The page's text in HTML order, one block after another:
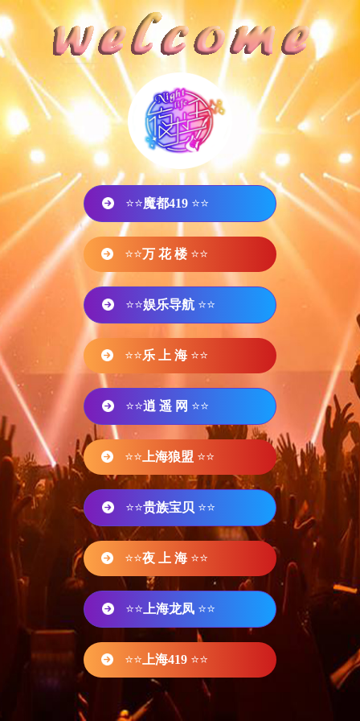
⭐⭐魔都419 ⭐⭐
⭐⭐万 花 楼 ⭐⭐
⭐⭐娱乐导航 ⭐⭐
⭐⭐乐 上 海 ⭐⭐
⭐⭐逍 遥 网 ⭐⭐
⭐⭐ 上海狼盟 ⭐⭐
⭐⭐贵族宝贝 ⭐⭐
⭐⭐夜 上 海 ⭐⭐
⭐⭐ 上海龙凤 ⭐⭐
⭐⭐ 上海419 ⭐⭐